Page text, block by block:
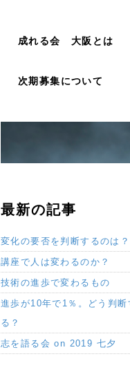
成れる会 大阪とは
次期募集について
最新の記事
変化の要否を判断するのは？
講座で人は変わるのか？
技術の進歩で変わるもの
進歩が10年で1％。どう判断
る？
志を語る会 on 2019 七夕